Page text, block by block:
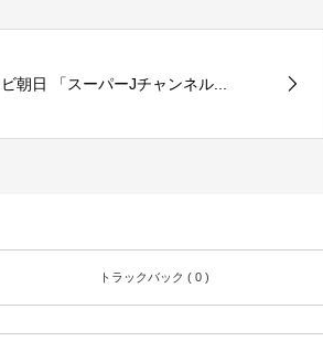
朝日 「スーパーJチャンネル...
トラックバック ( 0 )